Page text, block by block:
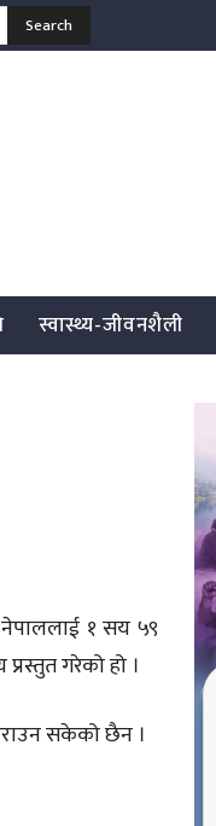
Search
स्वास्थ्य-जीवनशैली
नेपाललाई १ सय ५९
गरेको हो ।
सकेको छैन ।